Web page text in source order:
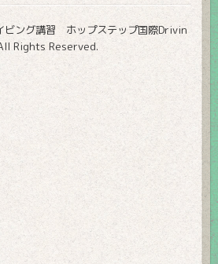
ビング講習 ホップステップ国際Drivin
Rights Reserved.